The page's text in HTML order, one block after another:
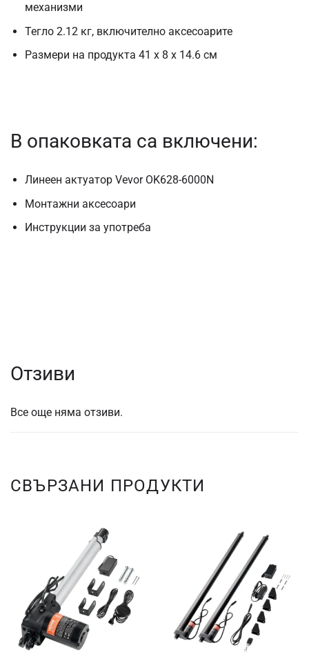
механизми
Тегло 2.12 кг, включително аксесоарите
Размери на продукта 41 x 8 x 14.6 см
В опаковката са включени:
Линеен актуатор Vevor OK628-6000N
Монтажни аксесоари
Инструкции за употреба
Отзиви
Все още няма отзиви.
СВЪРЗАНИ ПРОДУКТИ